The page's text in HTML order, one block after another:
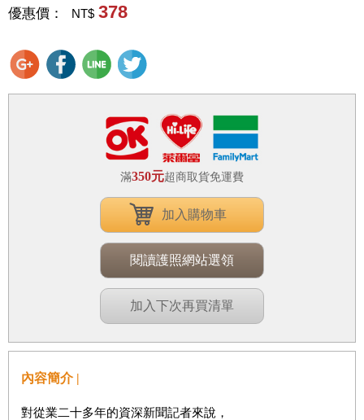
優惠價： NT$ 378
滿350元超商取貨免運費
加入購物車
閱讀護照網站選領
加入下次再買清單
內容簡介 |
對從業二十多年的資深新聞記者來說，